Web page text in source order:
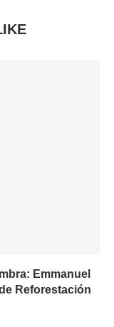
Emmanuel
Reforestación